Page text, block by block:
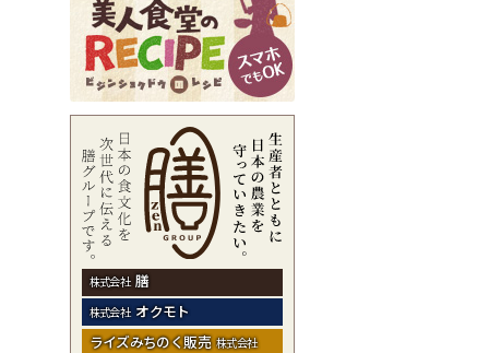
株式会社 膳
株式会社 オクモト
ライズみちのく販売 株式会社